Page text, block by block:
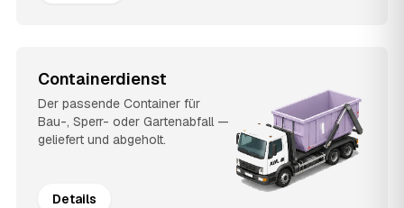
Containerdienst
Der passende Container für
Bau-, Sperr- oder Gartenabfall —
geliefert und abgeholt.
Details